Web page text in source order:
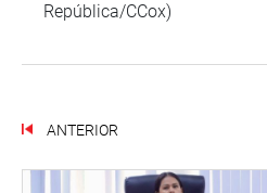
República/CCox)
ANTERIOR